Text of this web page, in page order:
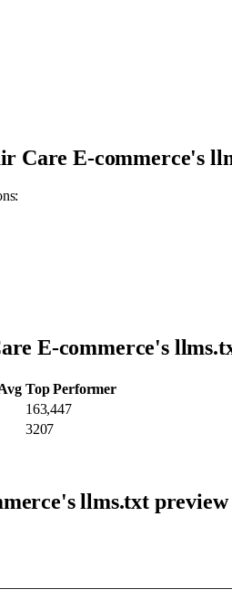
Care E-commerce's
E-commerce's
Top Performer
163,447
3207
llms.txt preview